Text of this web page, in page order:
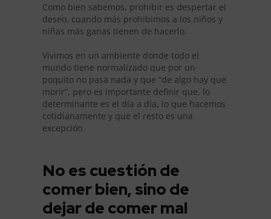
Como bien sabemos, prohibir es despertar el
deseo, cuando más prohibimos a los niños y
niñas más ganas tienen de hacerlo.
Vivimos en un ambiente donde todo el
mundo tiene normalizado que por un
poquito no pasa nada y que “de algo hay que
morir”, pero es importante definir que, lo
determinante es el día a día, lo que hacemos
cotidianamente y que el resto es una
excepción.
No es cuestión de
comer bien, sino de
dejar de comer mal